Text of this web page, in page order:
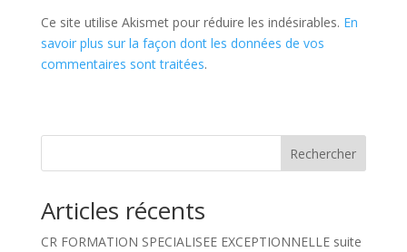
Ce site utilise Akismet pour réduire les indésirables. En
savoir plus sur la façon dont les données de vos
commentaires sont traitées.
Rechercher
Articles récents
CR FORMATION SPECIALISEE EXCEPTIONNELLE suite